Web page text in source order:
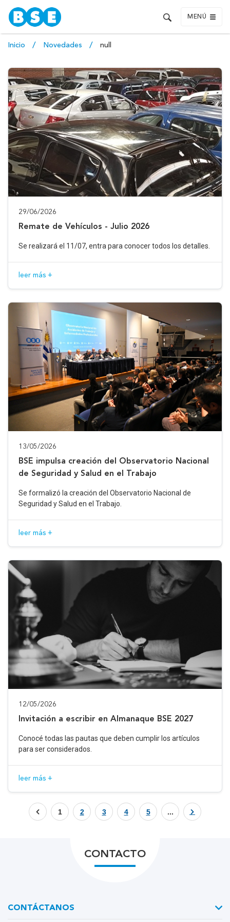
MENÚ
Inicio Novedades null
29/06/2026
Remate de Vehículos - Julio 2026
Se realizará el 11/07, entra para conocer todos los detalles.
leer más +
13/05/2026
BSE impulsa creación del Observatorio Nacional
de Seguridad y Salud en el Trabajo
Se formalizó la creación del Observatorio Nacional de
Seguridad y Salud en el Trabajo.
leer más +
12/05/2026
Invitación a escribir en Almanaque BSE 2027
Conocé todas las pautas que deben cumplir los artículos
para ser considerados.
leer más +
1 2 3 4 5 ...
CONTACTO
CONTÁCTANOS